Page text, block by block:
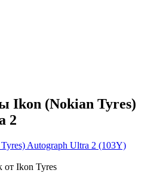
Ikon (Nokian Tyres)
2
Autograph Ultra 2 (103Y)
Ikon Tyres